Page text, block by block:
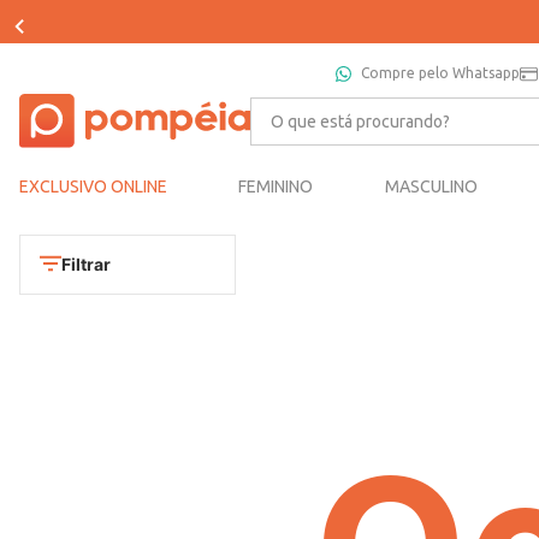
Compre pelo Whatsapp
O que está procurando?
EXCLUSIVO ONLINE FEMININO MASCULINO
Filtrar